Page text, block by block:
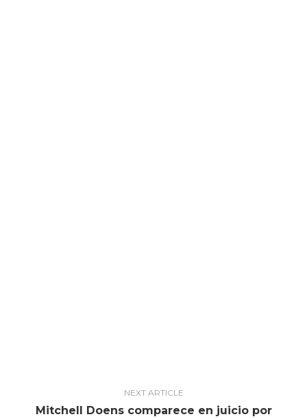
NEXT ARTICLE
Mitchell Doens comparece en juicio por